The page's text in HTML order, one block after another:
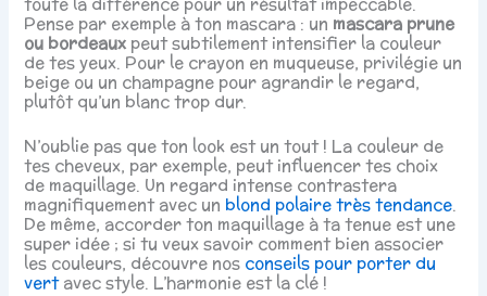
Pense par exemple à ton mascara : un mascara prune
ou bordeaux peut subtilement intensifier la couleur
de tes yeux. Pour le crayon en muqueuse, privilégie un
beige ou un champagne pour agrandir le regard,
plutôt qu’un blanc trop dur.
N’oublie pas que ton look est un tout ! La couleur de
tes cheveux, par exemple, peut influencer tes choix
de maquillage. Un regard intense contrastera
magnifiquement avec un blond polaire très tendance.
De même, accorder ton maquillage à ta tenue est une
super idée ; si tu veux savoir comment bien associer
les couleurs, découvre nos conseils pour porter du
vertavec style. L’harmonie est la clé !